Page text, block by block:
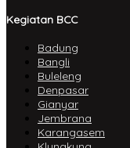
Kegiatan BCC
Badung
Bangli
Buleleng
Denpasar
Gianyar
Jembrana
Karangasem